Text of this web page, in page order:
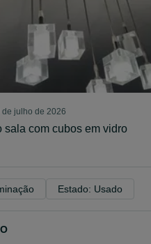
de julho de 2026
sala com cubos em vidro
Estado: Usado